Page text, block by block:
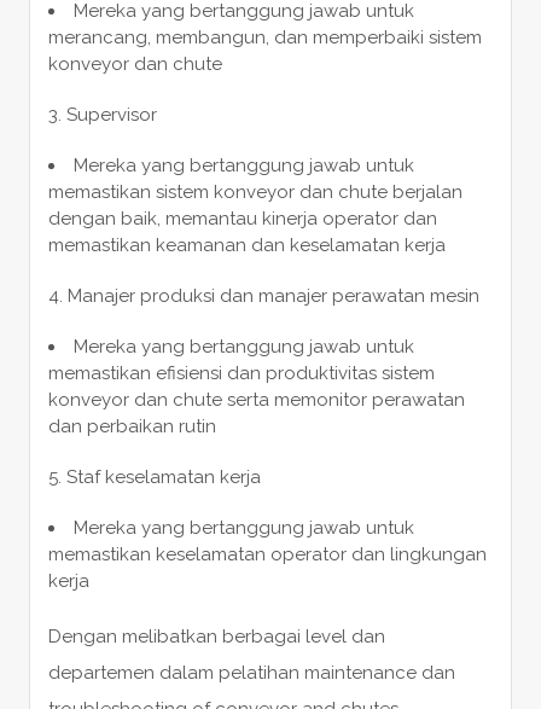
Mereka yang bertanggung jawab untuk
merancang, membangun, dan memperbaiki sistem
konveyor dan chute
Supervisor
Mereka yang bertanggung jawab untuk
memastikan sistem konveyor dan chute berjalan
dengan baik, memantau kinerja operator dan
memastikan keamanan dan keselamatan kerja
Manajer produksi dan manajer perawatan mesin
Mereka yang bertanggung jawab untuk
memastikan efisiensi dan produktivitas sistem
konveyor dan chute serta memonitor perawatan
dan perbaikan rutin
Staf keselamatan kerja
Mereka yang bertanggung jawab untuk
memastikan keselamatan operator dan lingkungan
kerja
Dengan melibatkan berbagai level dan
departemen dalam pelatihan maintenance dan